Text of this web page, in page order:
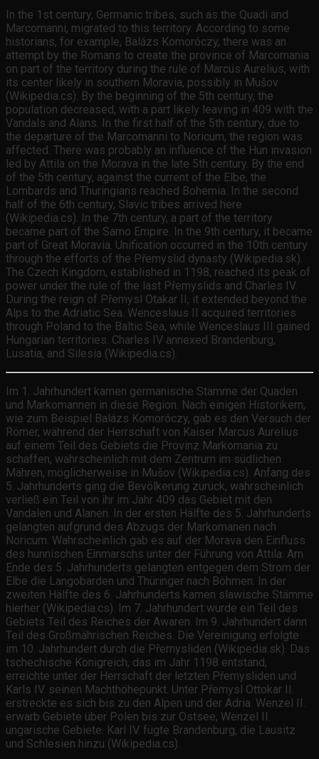
In the 1st century, Germanic tribes, such as the Quadi and
Marcomanni, migrated to this territory. According to some
historians, for example, Balázs Komoróczy, there was an
attempt by the Romans to create the province of Marcomania
on part of the territory during the rule of Marcus Aurelius, with
its center likely in southern Moravia, possibly in Mušov
(Wikipedia.cs). By the beginning of the 5th century, the
population decreased, with a part likely leaving in 409 with the
Vandals and Alans. In the first half of the 5th century, due to
the departure of the Marcomanni to Noricum, the region was
affected. There was probably an influence of the Hun invasion
led by Attila on the Morava in the late 5th century. By the end
of the 5th century, against the current of the Elbe, the
Lombards and Thuringians reached Bohemia. In the second
half of the 6th century, Slavic tribes arrived here
(Wikipedia.cs). In the 7th century, a part of the territory
became part of the Samo Empire. In the 9th century, it became
part of Great Moravia. Unification occurred in the 10th century
through the efforts of the Přemyslid dynasty (Wikipedia.sk).
The Czech Kingdom, established in 1198, reached its peak of
power under the rule of the last Přemyslids and Charles IV.
During the reign of Přemysl Otakar II, it extended beyond the
Alps to the Adriatic Sea. Wenceslaus II acquired territories
through Poland to the Baltic Sea, while Wenceslaus III gained
Hungarian territories. Charles IV annexed Brandenburg,
Lusatia, and Silesia (Wikipedia.cs).
Im 1. Jahrhundert kamen germanische Stämme der Quaden
und Markomannen in diese Region. Nach einigen Historikern,
wie zum Beispiel Balázs Komoróczy, gab es den Versuch der
Römer, während der Herrschaft von Kaiser Marcus Aurelius
auf einem Teil des Gebiets die Provinz Markomania zu
schaffen, wahrscheinlich mit dem Zentrum im südlichen
Mähren, möglicherweise in Mušov (Wikipedia.cs). Anfang des
5. Jahrhunderts ging die Bevölkerung zurück, wahrscheinlich
verließ ein Teil von ihr im Jahr 409 das Gebiet mit den
Vandalen und Alanen. In der ersten Hälfte des 5. Jahrhunderts
gelangten aufgrund des Abzugs der Markomanen nach
Noricum. Wahrscheinlich gab es auf der Morava den Einfluss
des hunnischen Einmarschs unter der Führung von Attila. Am
Ende des 5. Jahrhunderts gelangten entgegen dem Strom der
Elbe die Langobarden und Thüringer nach Böhmen. In der
zweiten Hälfte des 6. Jahrhunderts kamen slawische Stämme
hierher (Wikipedia.cs). Im 7. Jahrhundert wurde ein Teil des
Gebiets Teil des Reiches der Awaren. Im 9. Jahrhundert dann
Teil des Großmährischen Reiches. Die Vereinigung erfolgte
im 10. Jahrhundert durch die Přemysliden (Wikipedia.sk). Das
tschechische Königreich, das im Jahr 1198 entstand,
erreichte unter der Herrschaft der letzten Přemysliden und
Karls IV. seinen Machthöhepunkt. Unter Přemysl Ottokar II.
erstreckte es sich bis zu den Alpen und der Adria. Wenzel II.
erwarb Gebiete über Polen bis zur Ostsee, Wenzel II.
ungarische Gebiete. Karl IV. fügte Brandenburg, die Lausitz
und Schlesien hinzu (Wikipedia.cs).